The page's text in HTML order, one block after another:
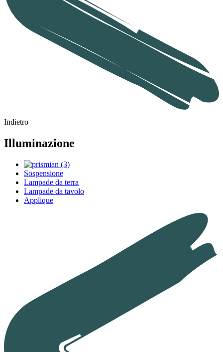
Indietro
Illuminazione
Sospensione
Lampade da terra
Lampade da tavolo
Applique